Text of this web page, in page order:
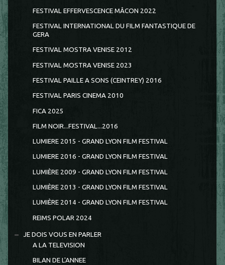
FESTIVAL EFFERVESCENCE MÂCON 2022
FESTIVAL INTERNATIONAL DU FILM FANTASTIQUE DE
GERA
FESTIVAL MOSTRA VENISE 2012
FESTIVAL MOSTRA VENISE 2023
FESTIVAL PAILLE A SONS (CEINTREY) 2016
FESTIVAL PARIS CINEMA 2010
FICA 2025
FILM NOIR...FESTIVAL...2016
LUMIERE 2015 - GRAND LYON FILM FESTIVAL
LUMIERE 2016 - GRAND LYON FILM FESTIVAL
LUMIÈRE 2009 - GRAND LYON FILM FESTIVAL
LUMIÈRE 2013 - GRAND LYON FILM FESTIVAL
LUMIÈRE 2014 - GRAND LYON FILM FESTIVAL
REIMS POLAR 2024
JE DOIS VOUS EN PARLER
A LA TELEVISION
BILAN DE L'ANNEE